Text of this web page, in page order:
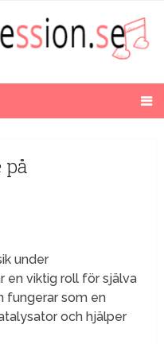
på
under
en viktig roll för själva
fungerar som en
och hjälper